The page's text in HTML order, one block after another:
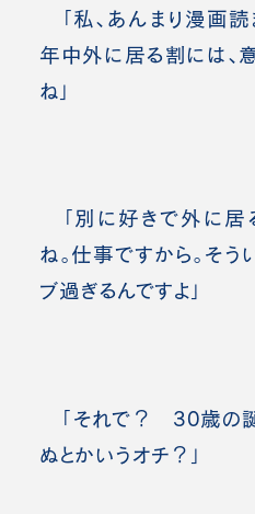
「私、あんまり漫画読
年中外に居る割には、
ね」
「別に好きで外に居
ね。仕事ですから。そう
ブ過ぎるんですよ」
「それで？ 30歳の
ぬとかいうオチ？」